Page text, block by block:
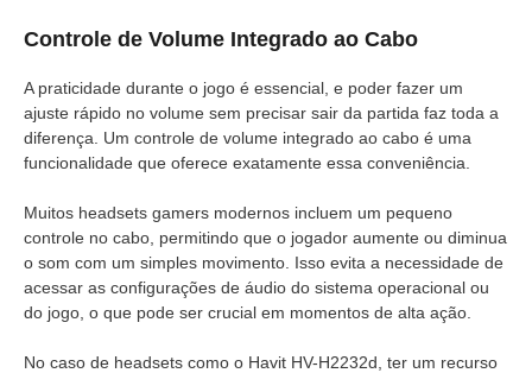
Controle de Volume Integrado ao Cabo
A praticidade durante o jogo é essencial, e poder fazer um
ajuste rápido no volume sem precisar sair da partida faz toda a
diferença. Um controle de volume integrado ao cabo é uma
funcionalidade que oferece exatamente essa conveniência.
Muitos headsets gamers modernos incluem um pequeno
controle no cabo, permitindo que o jogador aumente ou diminua
o som com um simples movimento. Isso evita a necessidade de
acessar as configurações de áudio do sistema operacional ou
do jogo, o que pode ser crucial em momentos de alta ação.
No caso de headsets como o Havit HV-H2232d, ter um recurso